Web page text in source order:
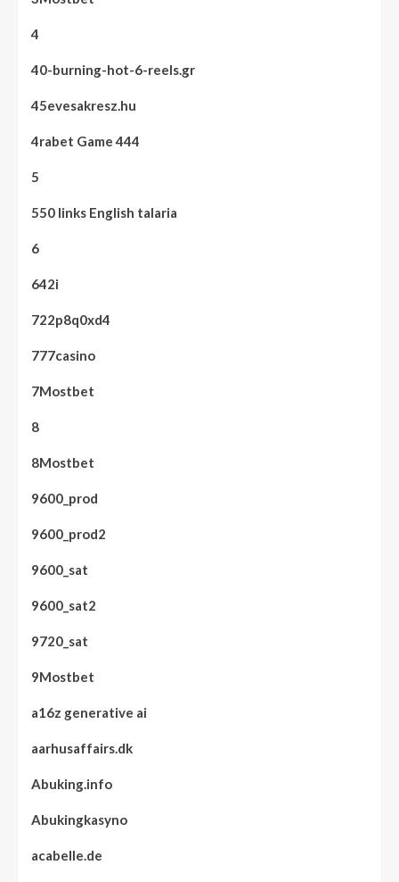
4
40-burning-hot-6-reels.gr
45evesakresz.hu
4rabet Game 444
5
550 links English talaria
6
642i
722p8q0xd4
777casino
7Mostbet
8
8Mostbet
9600_prod
9600_prod2
9600_sat
9600_sat2
9720_sat
9Mostbet
a16z generative ai
aarhusaffairs.dk
Abuking.info
Abukingkasyno
acabelle.de